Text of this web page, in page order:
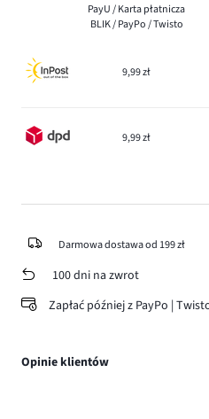
PayU / Karta płatnicza
BLIK / PayPo / Twisto
9,99 zł
9,99 zł
Darmowa dostawa od 199 zł
100 dni na zwrot
Zapłać później z PayPo |
Opinie klientów